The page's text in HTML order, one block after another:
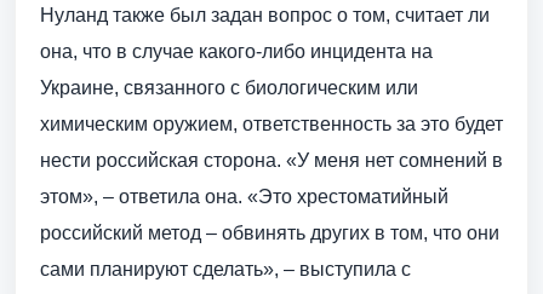
Нуланд также был задан вопрос о том, считает ли
она, что в случае какого-либо инцидента на
Украине, связанного с биологическим или
химическим оружием, ответственность за это будет
нести российская сторона. «У меня нет сомнений в
этом», – ответила она. «Это хрестоматийный
российский метод – обвинять других в том, что они
сами планируют сделать», – выступила с